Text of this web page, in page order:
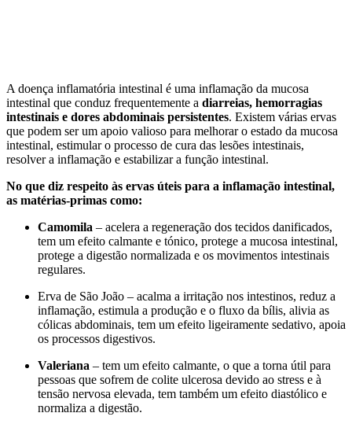
A doença inflamatória intestinal é uma inflamação da mucosa
intestinal que conduz frequentemente a diarreias, hemorragias
intestinais e dores abdominais persistentes. Existem várias ervas
que podem ser um apoio valioso para melhorar o estado da mucosa
intestinal, estimular o processo de cura das lesões intestinais,
resolver a inflamação e estabilizar a função intestinal.
No que diz respeito às ervas úteis para a inflamação intestinal,
as matérias-primas como:
Camomila – acelera a regeneração dos tecidos danificados,
tem um efeito calmante e tónico, protege a mucosa intestinal,
protege a digestão normalizada e os movimentos intestinais
regulares.
Erva de São João – acalma a irritação nos intestinos, reduz a
inflamação, estimula a produção e o fluxo da bílis, alivia as
cólicas abdominais, tem um efeito ligeiramente sedativo, apoia
os processos digestivos.
Valeriana – tem um efeito calmante, o que a torna útil para
pessoas que sofrem de colite ulcerosa devido ao stress e à
tensão nervosa elevada, tem também um efeito diastólico e
normaliza a digestão.